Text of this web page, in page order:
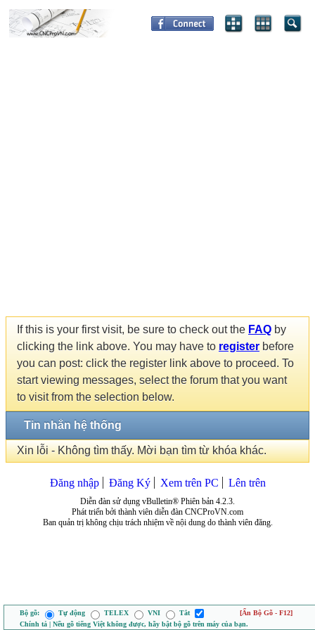
If this is your first visit, be sure to check out the FAQ by
clicking the link above. You may have to register before
you can post: click the register link above to proceed. To
start viewing messages, select the forum that you want
to visit from the selection below.
Tin nhắn hệ thống
Xin lỗi - Không tìm thấy. Mời bạn tìm từ khóa khác.
Đăng nhập Đăng Ký Xem trên PC Lên trên
Diễn đàn sử dụng vBulletin® Phiên bản 4.2.3.
Phát triển bởi thành viên diễn đàn CNCProVN.com
Ban quản trị không chịu trách nhiệm về nội dung do thành viên đăng.
Bộ gõ: Tự động TELEX VNI Tắt
[Ẩn Bộ Gõ - F12]
Chính tả | Nếu gõ tiếng Việt không được, hãy bật bộ gõ trên máy của bạn.